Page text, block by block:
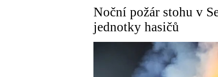
Noční požár stohu v
jednotky hasičů